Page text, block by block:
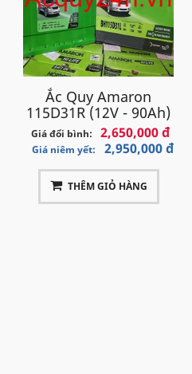
Ắc Quy Amaron
115D31R (12V - 90Ah)
Giá đổi bình: 2,650,000 đ
Giá niêm yết: 2,950,000 đ
THÊM GIỎ HÀNG